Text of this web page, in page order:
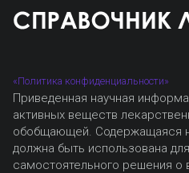
«Политика конфиденциальности»
Приведенная научная
активных веществ
обобщающей. Содержащаяся
должна быть использована
самостоятельного решения